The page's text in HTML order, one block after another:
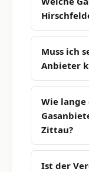
Muss ich
Anbieter
Wie
Zittau?
Ist der